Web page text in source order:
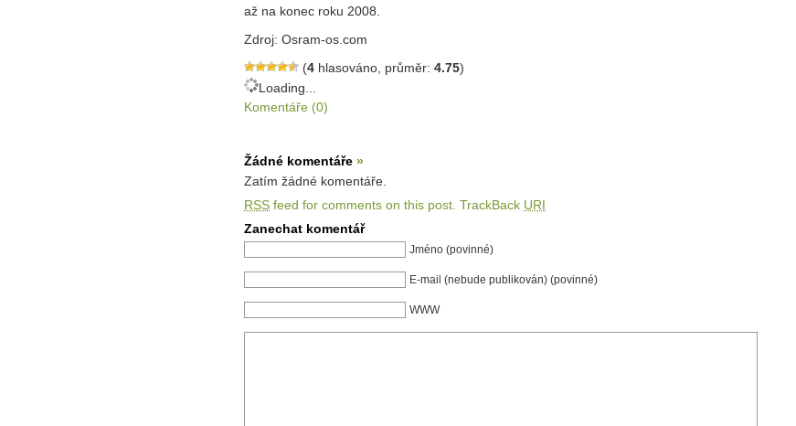
až na konec roku 2008.
Zdroj: Osram-os.com
(4 hlasováno, průměr: 4.75)
Loading...
Komentáře (0)
Žádné komentáře »
Zatím žádné komentáře.
RSS feed for comments on this post. TrackBack URI
Zanechat komentář
Jméno (povinné)
E-mail (nebude publikován) (povinné)
WWW